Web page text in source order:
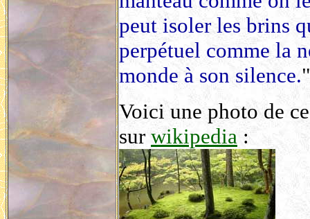
peut isoler les brins
perpétuel comme la
monde à son silence.
Voici une photo de
sur wikipedia :